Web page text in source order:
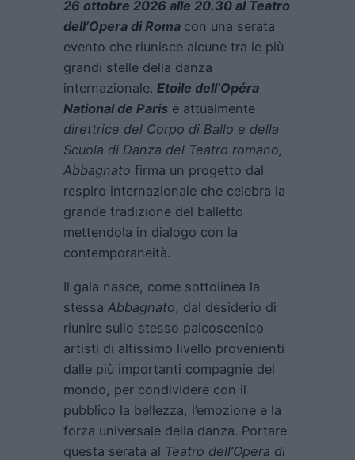
26 ottobre 2026 alle 20.30 al Teatro
dell’Opera di Roma con una serata
evento che riunisce alcune tra le più
grandi stelle della danza
internazionale. Etoile dell’Opéra
National de Paris e attualmente
direttrice del Corpo di Ballo e della
Scuola di Danza del Teatro romano,
Abbagnato firma un progetto dal
respiro internazionale che celebra la
grande tradizione del balletto
mettendola in dialogo con la
contemporaneità.
Il gala nasce, come sottolinea la
stessa Abbagnato, dal desiderio di
riunire sullo stesso palcoscenico
artisti di altissimo livello provenienti
dalle più importanti compagnie del
mondo, per condividere con il
pubblico la bellezza, l’emozione e la
forza universale della danza. Portare
questa serata al Teatro dell’Opera di